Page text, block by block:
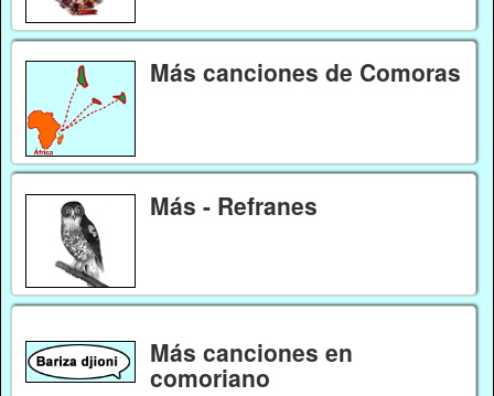
Más canciones de Comoras
Más - Refranes
Más canciones en
comoriano